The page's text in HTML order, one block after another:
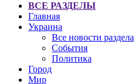
ВСЕ РАЗДЕЛЫ
Главная
Украина
Все новости раздела
События
Политика
Город
Мир